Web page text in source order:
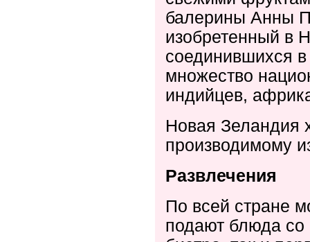
балерины Анны
изобретенный в
соединившихся в
множество
индийцев,
Новая Зеландия
производимому
Развлечения
По всей стране
подают блюда со